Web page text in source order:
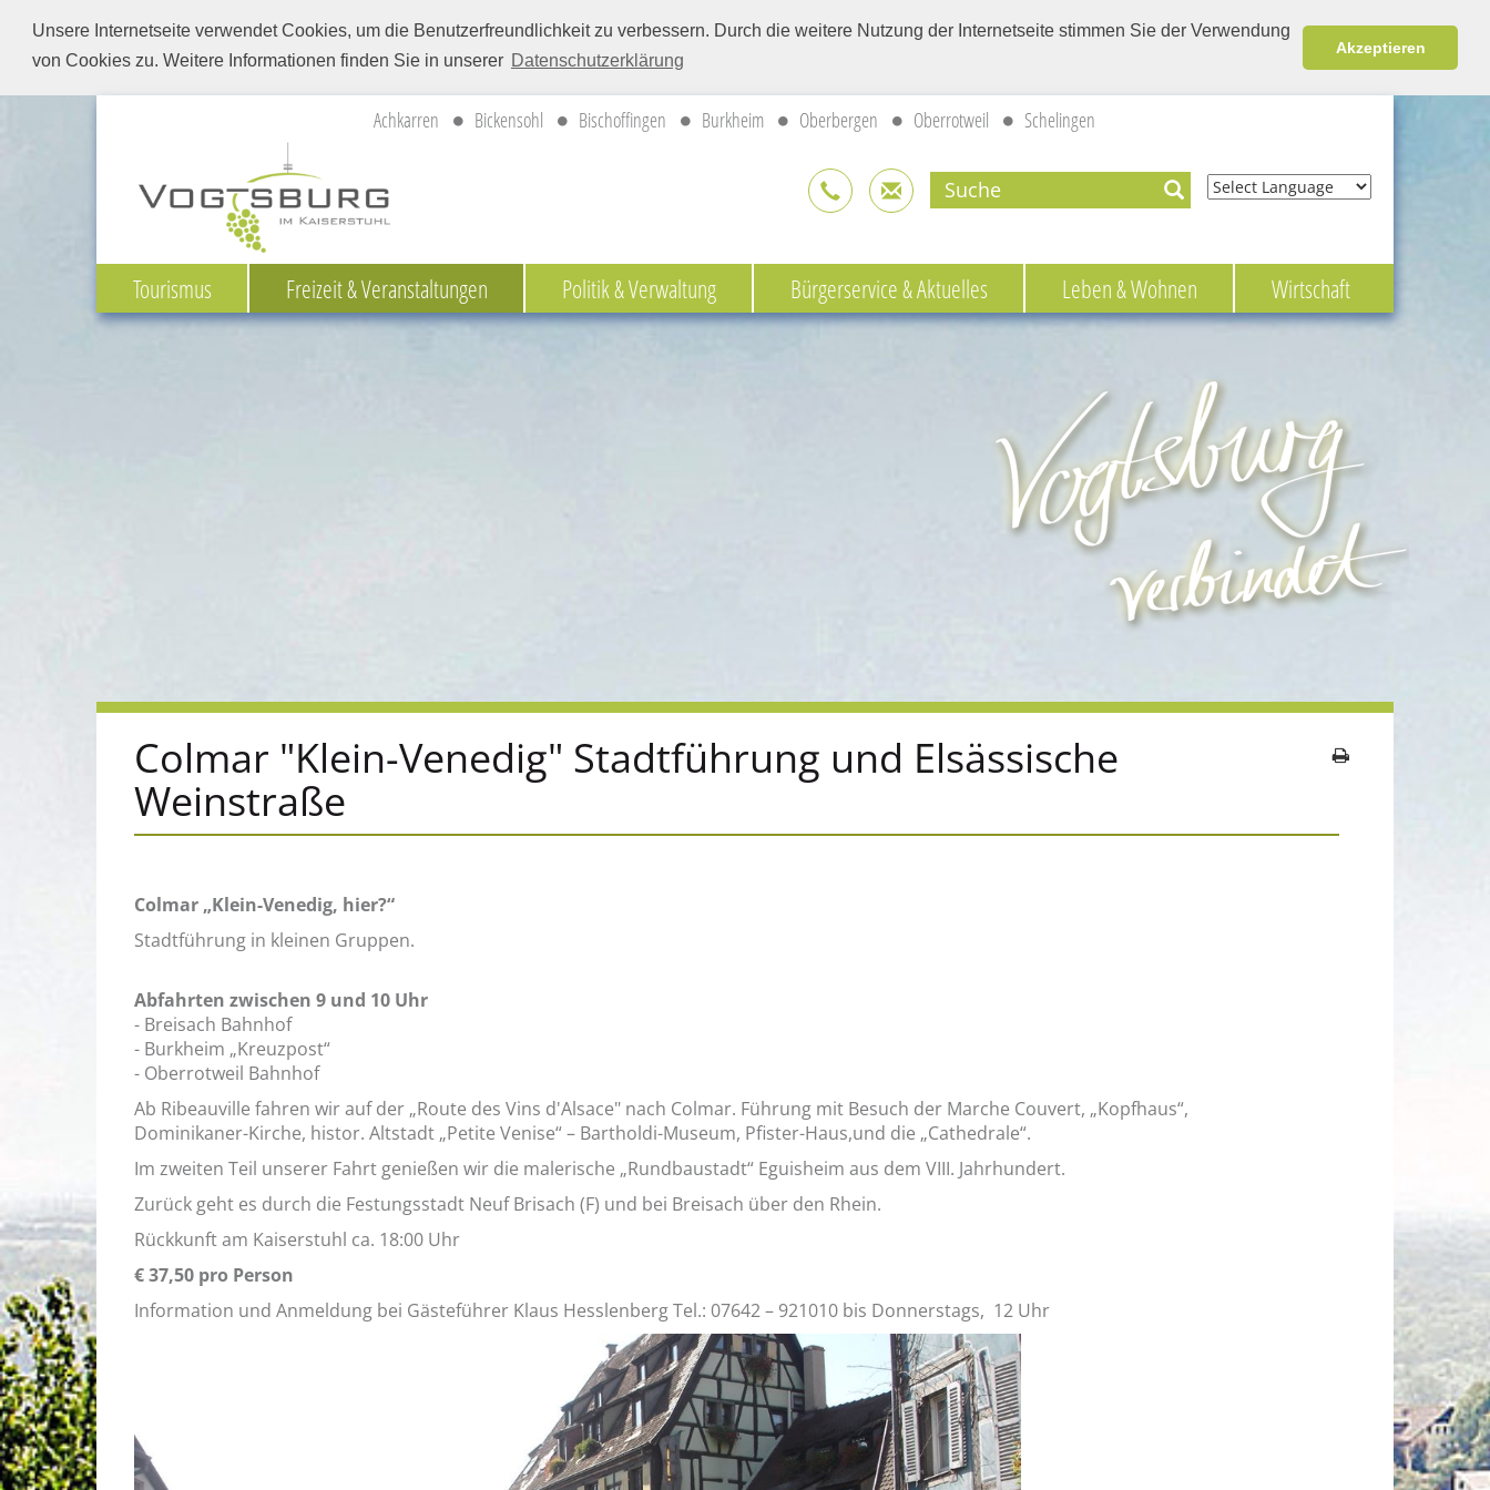
Unsere Internetseite verwendet Cookies, um die Benutzerfreundlichkeit zu verbessern. Durch die weitere Nutzung der Internetseite stimmen Sie der Verwendung
von Cookies zu. Weitere Informationen finden Sie in unserer Datenschutzerklärung
Akzeptieren
Achkarren Bickensohl Bischoffingen Burkheim Oberbergen Oberrotweil Schelingen
Tourismus Freizeit & Veranstaltungen Politik & Verwaltung Bürgerservice & Aktuelles Leben & Wohnen Wirtschaft
Colmar "Klein-Venedig" Stadtführung und Elsässische
Weinstraße
Colmar „Klein-Venedig, hier?“
Stadtführung in kleinen Gruppen.
Abfahrten zwischen 9 und 10 Uhr
- Breisach Bahnhof
- Burkheim „Kreuzpost“
- Oberrotweil Bahnhof
Ab Ribeauville fahren wir auf der „Route des Vins d'Alsace" nach Colmar. Führung mit Besuch der Marche Couvert, „Kopfhaus“,
Dominikaner-Kirche, histor. Altstadt „Petite Venise“ – Bartholdi-Museum, Pfister-Haus,und die „Cathedrale“.
Im zweiten Teil unserer Fahrt genießen wir die malerische „Rundbaustadt“ Eguisheim aus dem VIII. Jahrhundert.
Zurück geht es durch die Festungsstadt Neuf Brisach (F) und bei Breisach über den Rhein.
Rückkunft am Kaiserstuhl ca. 18:00 Uhr
€ 37,50 pro Person
Information und Anmeldung bei Gästeführer Klaus Hesslenberg Tel.: 07642 – 921010 bis Donnerstags, 12 Uhr